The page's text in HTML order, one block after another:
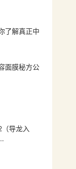
了解真正中
面膜秘方公
导龙入